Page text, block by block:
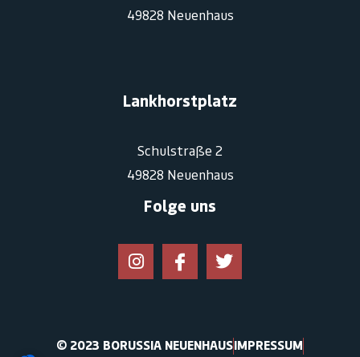
49828 Neuenhaus
Lankhorstplatz
Schulstraße 2
49828 Neuenhaus
Folge uns
© 2023 BORUSSIA NEUENHAUSIMPRESSUM